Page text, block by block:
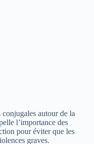
autour de la
l’importance des
pour éviter que les
graves.